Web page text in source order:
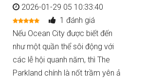
2026-01-29 05 10:33:40
1 đánh giá
Nếu Ocean City được biết đến
như một quần thể sôi động với
các lễ hội quanh năm, thì The
Parkland chính là nốt trầm yên ả